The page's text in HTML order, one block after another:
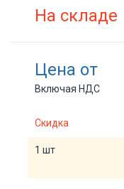
На складе
Цена от
Включая НДС
Скидка
1 шт